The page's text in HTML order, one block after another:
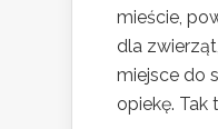
mieście,
dla
miejsce do
opiekę. Tak